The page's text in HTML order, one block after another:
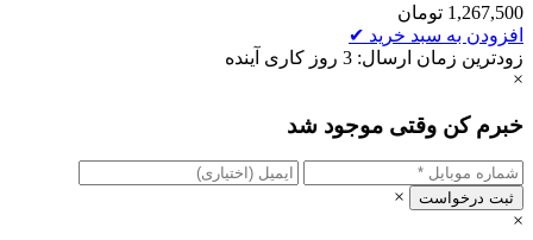
1,267,500 تومان
افزودن به سبد خرید ✔
زودترین زمان ارسال: 3 روز کاری آینده
×
خبرم کن وقتی موجود شد
ثبت درخواست
×
×